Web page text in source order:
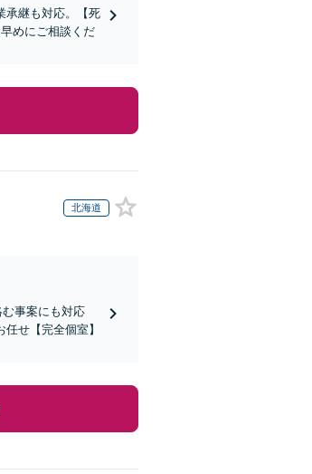
承継も対応。【死
めにご相談くだ
北海道
事案にも対応
せ【完全個室】